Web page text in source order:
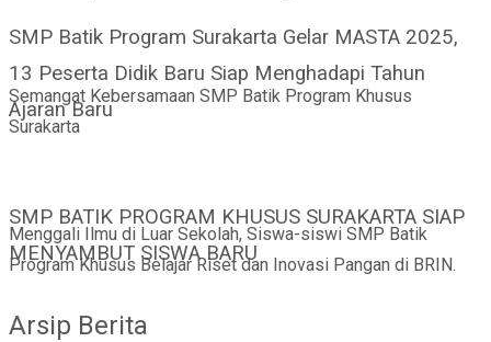
SMP Batik Program Surakarta Gelar MASTA 2025,
13 Peserta Didik Baru Siap Menghadapi Tahun
Ajaran Baru
SMP BATIK PROGRAM KHUSUS SURAKARTA SIAP
MENYAMBUT SISWA BARU
Semangat Kebersamaan SMP Batik Program Khusus
Surakarta
Menggali Ilmu di Luar Sekolah, Siswa-siswi SMP Batik
Program Khusus Belajar Riset dan Inovasi Pangan di BRIN.
Arsip Berita